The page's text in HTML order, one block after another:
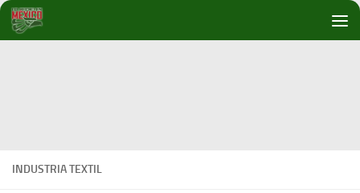
Debajo del contenido
INDUSTRIA TEXTIL